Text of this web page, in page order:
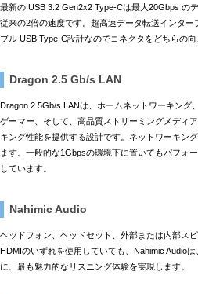
最新の USB 3.2 Gen2x2 Type-Cは最大20Gbps の
従来の2倍の速度です。超高速データ転送インタ
ブル USB Type-C設計なのでコネクタをどちらの向
Dragon 2.5 Gb/s LAN
Dragon 2.5Gb/s LANは、ホームネットワーキング
ゲーマー、そして、高品質ストリーミングメディ
キング性能を提供する設計です。ネットワーキン
ます。一般的な1Gbpsの環境下に置いてもパフォ
しています。
Nahimic Audio
ヘッドフォン、ヘッドセット、外部または内部ス
HDMIのいずれを使用していても、Nahimic Audio
に、最も魅力的なリスニング体験を実現します。